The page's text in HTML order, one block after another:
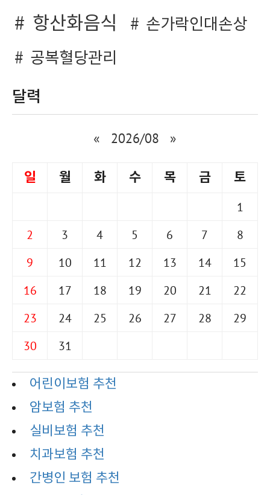
항산화음식
손가락인대손상
공복혈당관리
달력
« 2026/08 »
일 월 화 수 목 금 토
1
2
3 4 5 6 7
8
9
10 11 12 13 14
15
16
17 18 19 20 21
22
23
24 25 26 27 28
29
30
31
어린이보험 추천
암보험 추천
실비보험 추천
치과보험 추천
간병인 보험 추천